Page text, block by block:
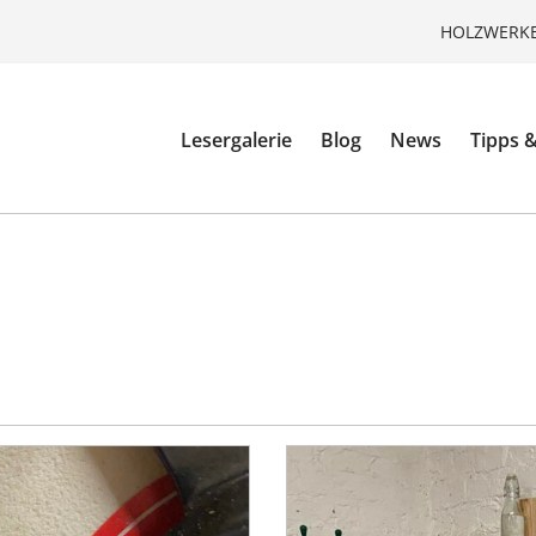
Lesergalerie Blog News Tipps